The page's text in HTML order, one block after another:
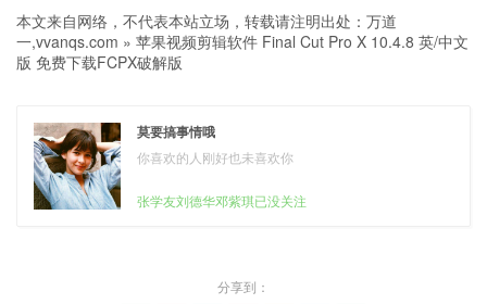
本文来自网络，不代表本站立场，转载请注明出处： 万道
一,vvanqs.com » 苹果视频剪辑软件 Final Cut Pro X 10.4.8 英/中文
版 免费下载FCPX破解版
莫要搞事情哦
你喜欢的人刚好也未喜欢你
张学友刘德华邓紫琪已没关注
分享到：